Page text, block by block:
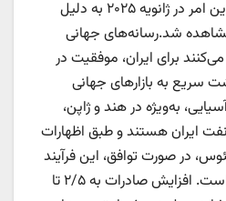
سوق دهد، همان‌طور که این امر در ژانویه ۲۰۲۵ به دلیل
شد.رسانه‌های جهانی
برای ایران، موفقیت در
سریع به بازار‌های جهانی
به‌ویژه در هند و ژاپن،
ایران هستند و طبق اظهارات
در صورت توافق، این فرآیند
ظرف ۲ تا ۳ ماه قابل‌اجرا است. افزایش صادرات به ۲/۵ تا